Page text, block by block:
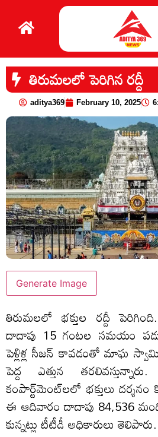
తిరుమలలో పెరిగిన రద్దీ
aditya369 February 10, 2025
Generate Image
తిరుమలలో భక్తుల రద్దీ
దాదాపు 15 గంటల సమయం
పెళ్లిళ్ల సీజన్ కావడంతో మాఘ స్వామి
పెద్ద ఎత్తున
కంపార్ట్‌మెంట్‌లలో భక్తులు దర్శనం
ఈ ఆదివారం దాదాపు 84,536
కున్నట్లు టీటీడీ అధికారులు తెలిపారు.